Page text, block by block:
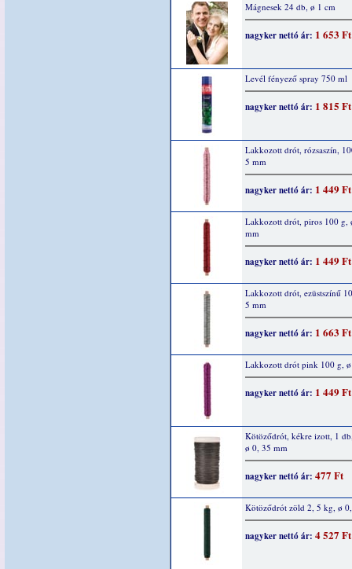
Mágnesek 24 db, ø 1 cm
nagyker nettó ár: 1 653 Ft
Levél fényező spray 750 ml
nagyker nettó ár: 1 815 Ft
Lakkozott drót, rózsaszín,
5 mm
nagyker nettó ár: 1 449 Ft
Lakkozott drót, piros 100 g,
mm
nagyker nettó ár: 1 449 Ft
Lakkozott drót, ezüstszínű
5 mm
nagyker nettó ár: 1 663 Ft
Lakkozott drót pink 100 g,
nagyker nettó ár: 1 449 Ft
Kötöződrót, kékre izott, 1
ø 0, 35 mm
nagyker nettó ár: 477 Ft
Kötöződrót zöld 2, 5 kg, ø
nagyker nettó ár: 4 527 Ft